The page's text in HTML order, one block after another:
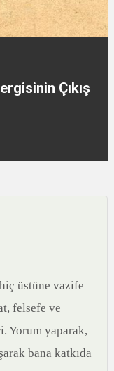
Çıkış
üstüne vazife
felsefe ve
Yorum yaparak,
bana katkıda